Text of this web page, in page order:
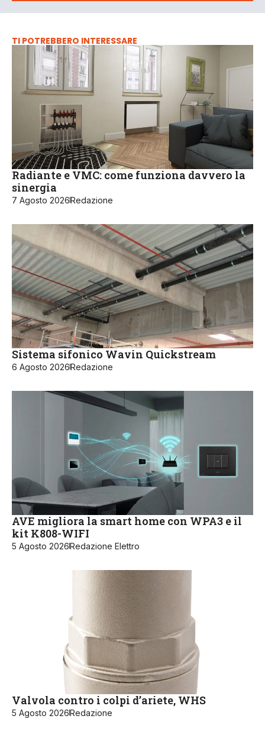
TI POTREBBERO INTERESSARE
Radiante e VMC: come funziona davvero la
sinergia
7 Agosto 2026Redazione
Sistema sifonico Wavin Quickstream
6 Agosto 2026Redazione
AVE migliora la smart home con WPA3 e il
kit K808-WIFI
5 Agosto 2026Redazione Elettro
Valvola contro i colpi d’ariete, WHS
5 Agosto 2026Redazione